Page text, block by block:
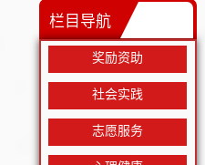
栏目导航
奖励资助
社会实践
志愿服务